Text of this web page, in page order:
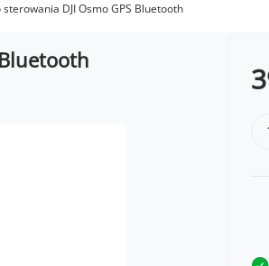
DJI Osmo GPS Bluetooth